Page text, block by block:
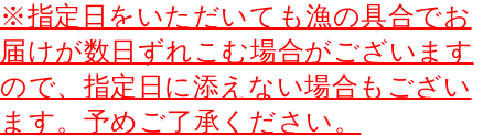
※指定日をいただいても漁の具合でお
届けが数日ずれこむ場合がございます
ので、指定日に添えない場合もござい
ます。予めご了承ください。